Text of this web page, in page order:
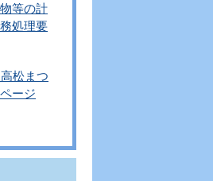
等の計
処理要
松まつ
ージ